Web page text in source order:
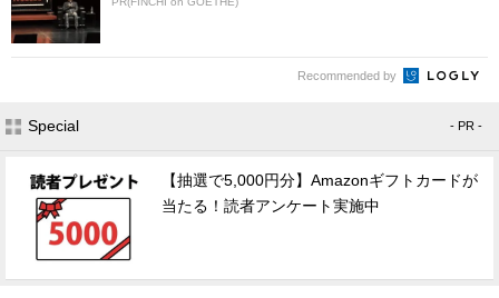
Recommended by
Special - PR -
【抽選で5,000円分】Amazonギフトカードが
当たる！読者アンケート実施中